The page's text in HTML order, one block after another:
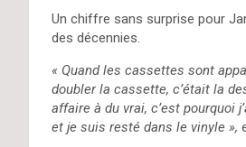
Un chiffre sans surprise pour
des décennies.
« Quand les cassettes sont
doubler la cassette, c’était la
affaire à du vrai, c’est pourquoi
et je suis resté dans le vinyle »,